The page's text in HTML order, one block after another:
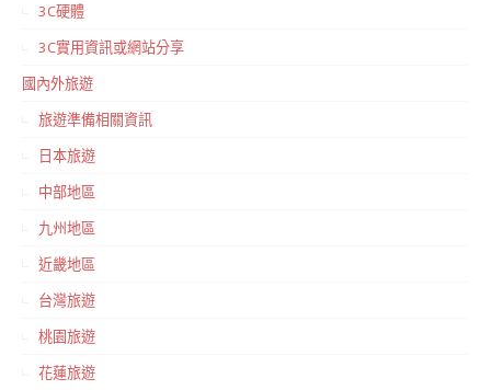
3C硬體
3C實用資訊或網站分享
國內外旅遊
旅遊準備相關資訊
日本旅遊
中部地區
九州地區
近畿地區
台灣旅遊
桃園旅遊
花蓮旅遊